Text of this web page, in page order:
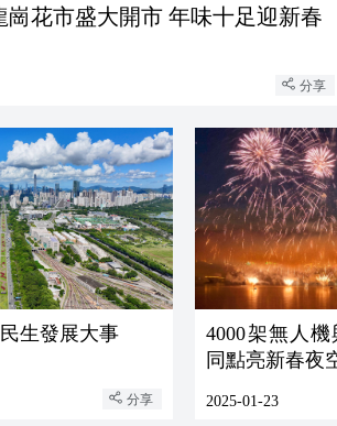
崗花市盛大開市 年味十足迎新春‌
分享
生發展大事
分享
4000架無人
同點亮新春夜
2025-01-23